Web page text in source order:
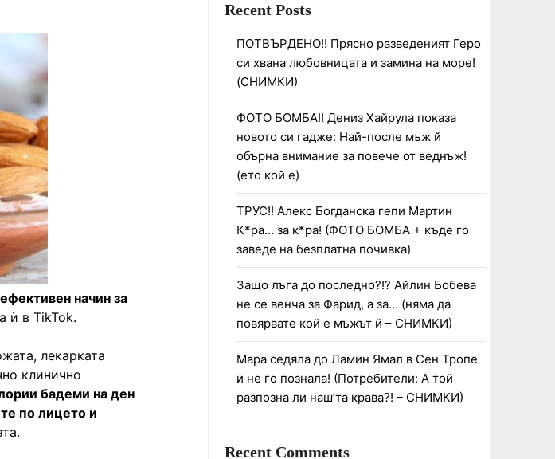
начин за
ѝ в TikTok.
лекарката
клинично
бадеми на ден
по лицето и
Recent Posts
ПОТВЪРДЕНО!! Прясно разведеният Геро
си хвана любовницата и замина на море!
(СНИМКИ)
ФОТО БОМБА!! Дениз Хайрула показа
новото си гадже: Най-после мъж й
обърна внимание за повече от веднъж!
(ето кой е)
ТРУС!! Алекс Богданска гепи Мартин
К*ра… за к*ра! (ФОТО БОМБА + къде го
заведе на безплатна почивка)
Защо лъга до последно?!? Айлин Бобева
не се венча за Фарид, а за… (няма да
повярвате кой е мъжът й – СНИМКИ)
Мара седяла до Ламин Ямал в Сен Тропе
и не го познала! (Потребители: А той
разпозна ли наш’та крава?! – СНИМКИ)
Recent Comments